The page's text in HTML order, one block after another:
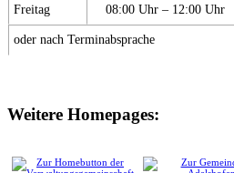
Freitag 08:00 Uhr – 12:00 Uhr
oder nach Terminabsprache
Weitere Homepages: